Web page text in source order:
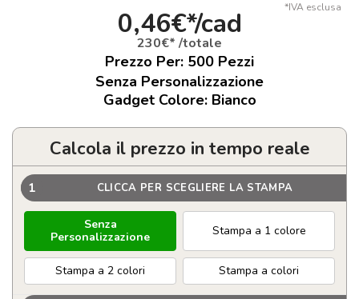
*IVA esclusa
0,46€*/cad
230€* /totale
Prezzo Per: 500 Pezzi
Senza Personalizzazione
Gadget Colore: Bianco
Calcola il prezzo in tempo reale
1 CLICCA PER SCEGLIERE LA STAMPA
Senza
Personalizzazione
Stampa a 1 colore
Stampa a 2 colori Stampa a colori